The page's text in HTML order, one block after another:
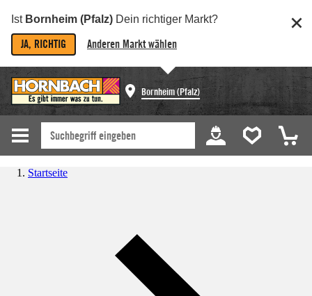
Ist Bornheim (Pfalz) Dein richtiger Markt?
JA, RICHTIG Anderen Markt wählen
Bornheim (Pfalz)
Startseite